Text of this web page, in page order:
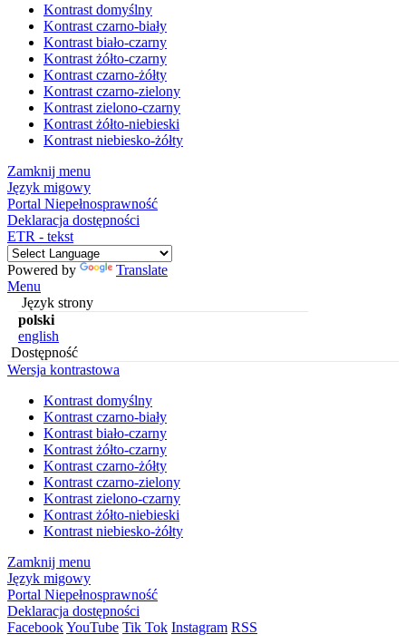
Kontrast domyślny
Kontrast czarno-biały
Kontrast biało-czarny
Kontrast żółto-czarny
Kontrast czarno-żółty
Kontrast czarno-zielony
Kontrast zielono-czarny
Kontrast żółto-niebieski
Kontrast niebiesko-żółty
Zamknij menu
Język migowy
Portal Niepełnosprawność
Deklaracja dostępności
ETR - tekst
Powered by
Translate
Menu
Język strony
polski
english
Dostępność
Wersja kontrastowa
Kontrast domyślny
Kontrast czarno-biały
Kontrast biało-czarny
Kontrast żółto-czarny
Kontrast czarno-żółty
Kontrast czarno-zielony
Kontrast zielono-czarny
Kontrast żółto-niebieski
Kontrast niebiesko-żółty
Zamknij menu
Język migowy
Portal Niepełnosprawność
Deklaracja dostępności
FacebookYouTube Tik Tok Instagram RSS